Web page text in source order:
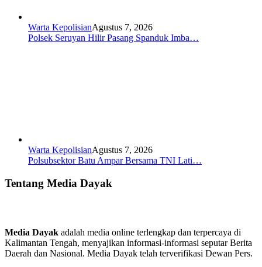
Warta KepolisianAgustus 7, 2026
Polsek Seruyan Hilir Pasang Spanduk Imba…
Warta KepolisianAgustus 7, 2026
Polsubsektor Batu Ampar Bersama TNI Lati…
Tentang Media Dayak
Media Dayak adalah media online terlengkap dan terpercaya di
Kalimantan Tengah, menyajikan informasi-informasi seputar Berita
Daerah dan Nasional. Media Dayak telah terverifikasi Dewan Pers.